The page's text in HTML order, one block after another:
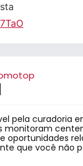
pela curadoria
monitoram
oportunidades
que você não